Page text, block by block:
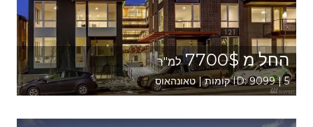
החל מ 7700$ למ"ר
ID: 9099 | 5 קומות | טאונהאוס